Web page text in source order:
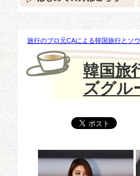
旅行のプロ元CAによる韓国旅行とソ
したガールズグループのドレスコー
韓国旅
ズグル